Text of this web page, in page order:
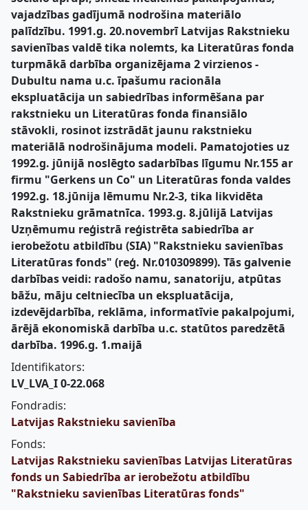
vajadzības gadījumā nodrošina materiālo
palīdzību. 1991.g. 20.novembrī Latvijas Rakstnieku
savienības valdē tika nolemts, ka Literatūras fonda
turpmākā darbība organizējama 2 virzienos -
Dubultu nama u.c. īpašumu racionāla
ekspluatācija un sabiedrības informēšana par
rakstnieku un Literatūras fonda finansiālo
stāvokli, rosinot izstrādāt jaunu rakstnieku
materiālā nodrošinājuma modeli. Pamatojoties uz
1992.g. jūnijā noslēgto sadarbības līgumu Nr.155 ar
firmu "Gerkens un Co" un Literatūras fonda valdes
1992.g. 18.jūnija lēmumu Nr.2-3, tika likvidēta
Rakstnieku grāmatnīca. 1993.g. 8.jūlijā Latvijas
Uzņēmumu reģistrā reģistrēta sabiedrība ar
ierobežotu atbildību (SIA) "Rakstnieku savienības
Literatūras fonds" (reģ. Nr.010309899). Tās galvenie
darbības veidi: radošo namu, sanatoriju, atpūtas
bāžu, māju celtniecība un ekspluatācija,
izdevējdarbība, reklāma, informatīvie pakalpojumi,
ārējā ekonomiskā darbība u.c. statūtos paredzētā
darbība. 1996.g. 1.maijā
Identifikators:
LV_LVA_I 0-22.068
Fondradis:
Latvijas Rakstnieku savienība
Fonds:
Latvijas Rakstnieku savienības Latvijas Literatūras
fonds un Sabiedrība ar ierobežotu atbildību
"Rakstnieku savienības Literatūras fonds"